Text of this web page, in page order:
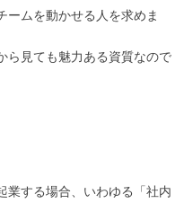
ームを動かせる人を求めま
ら見ても魅力ある資質なので
業する場合、いわゆる「社内